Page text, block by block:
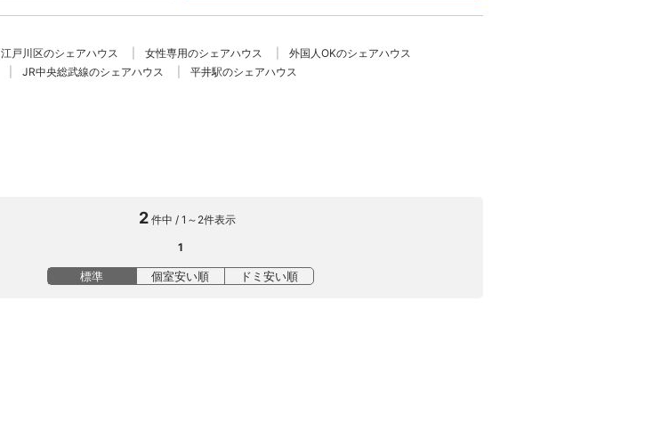
江戸川区のシェアハウス 女性専用のシェアハウス
外国人OKのシェアハウス
JR中央総武線のシェアハウス 平井駅のシェアハウス
2 件中 / 1～2件表示
1
標準 個室安い順 ドミ安い順